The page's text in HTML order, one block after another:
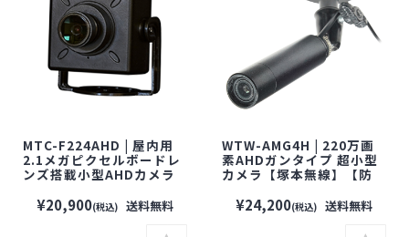
MTC-F224AHD | 屋内用
2.1メガピクセルボードレ
ンズ搭載小型AHDカメラ
メラ】【セキュリティーカ
メラ】
¥20,900(税込) 送料無料
WTW-AMG4H | 220万画
素AHDガンタイプ 超小型
カメラ【塚本無線】【防
ラ】【小型カメラ】【セ
キュリティーカメラ】【屋
¥24,200(税込) 送料無料